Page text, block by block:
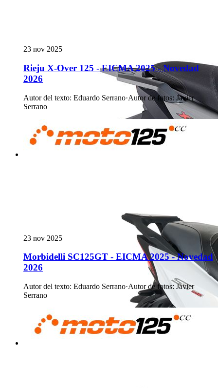
23 nov 2025
Rieju X-Over 125 - EICMA 2025 - Novedad
2026
Autor del texto: Eduardo Serrano·Autor de fotos: Javier
Serrano
23 nov 2025
Morbidelli SC125GT - EICMA 2025 - Novedad
2026
Autor del texto: Eduardo Serrano·Autor de fotos: Javier
Serrano